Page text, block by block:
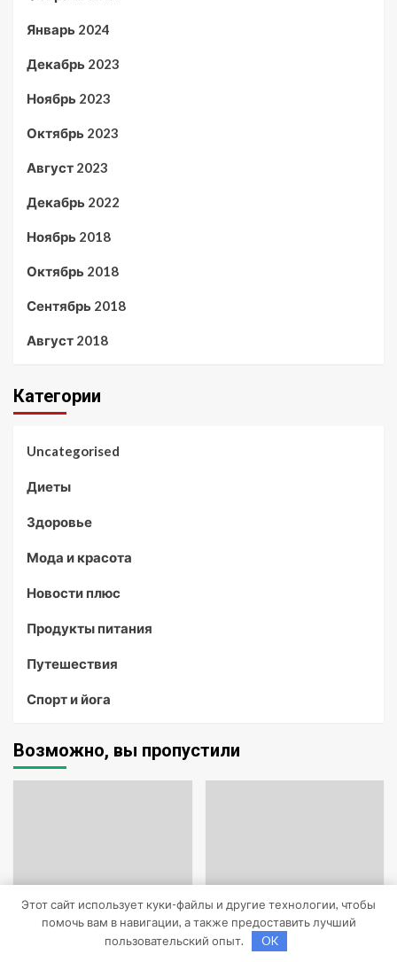
Январь 2024
Декабрь 2023
Ноябрь 2023
Октябрь 2023
Август 2023
Декабрь 2022
Ноябрь 2018
Октябрь 2018
Сентябрь 2018
Август 2018
Категории
Uncategorised
Диеты
Здоровье
Мода и красота
Новости плюс
Продукты питания
Путешествия
Спорт и йога
Возможно, вы пропустили
Uncategorised
Этот сайт использует куки-файлы и другие технологии, чтобы
помочь вам в навигации, а также предоставить лучший
пользовательский опыт.
OK